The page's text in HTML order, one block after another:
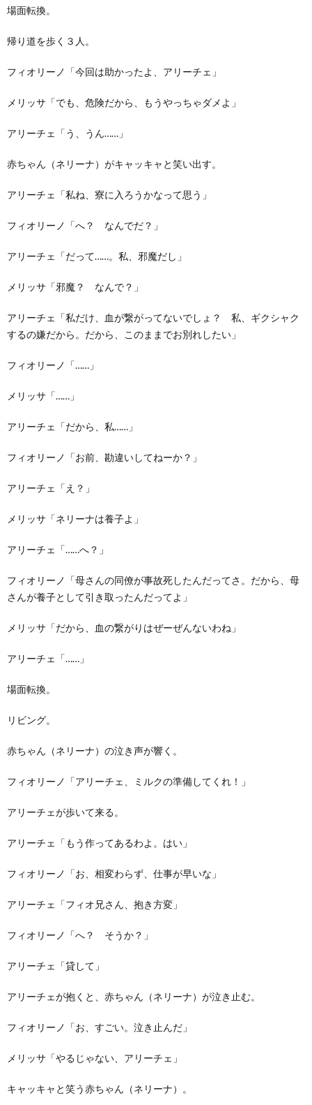
場面転換。
帰り道を歩く３人。
フィオリーノ「今回は助かったよ、アリーチェ」
メリッサ「でも、危険だから、もうやっちゃダメよ」
アリーチェ「う、うん……」
赤ちゃん（ネリーナ）がキャッキャと笑い出す。
アリーチェ「私ね、寮に入ろうかなって思う」
フィオリーノ「へ？ なんでだ？」
アリーチェ「だって……。私、邪魔だし」
メリッサ「邪魔？ なんで？」
アリーチェ「私だけ、血が繋がってないでしょ？ 私、ギクシャク
するの嫌だから。だから、このままでお別れしたい」
フィオリーノ「……」
メリッサ「……」
アリーチェ「だから、私……」
フィオリーノ「お前、勘違いしてねーか？」
アリーチェ「え？」
メリッサ「ネリーナは養子よ」
アリーチェ「……へ？」
フィオリーノ「母さんの同僚が事故死したんだってさ。だから、母
さんが養子として引き取ったんだってよ」
メリッサ「だから、血の繋がりはぜーぜんないわね」
アリーチェ「……」
場面転換。
リビング。
赤ちゃん（ネリーナ）の泣き声が響く。
フィオリーノ「アリーチェ、ミルクの準備してくれ！」
アリーチェが歩いて来る。
アリーチェ「もう作ってあるわよ。はい」
フィオリーノ「お、相変わらず、仕事が早いな」
アリーチェ「フィオ兄さん、抱き方変」
フィオリーノ「へ？ そうか？」
アリーチェ「貸して」
アリーチェが抱くと、赤ちゃん（ネリーナ）が泣き止む。
フィオリーノ「お、すごい。泣き止んだ」
メリッサ「やるじゃない、アリーチェ」
キャッキャと笑う赤ちゃん（ネリーナ）。